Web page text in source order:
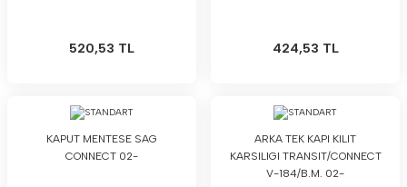
520,53 TL 424,53 TL
KAPUT MENTESE SAG
CONNECT 02-
ARKA TEK KAPI KILIT
KARSILIGI TRANSIT/CONNECT
V-184/B.M. 02-